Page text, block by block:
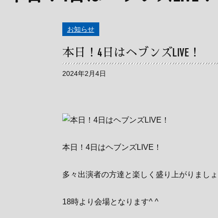
お知らせ
本日！4日はヘブンズLIVE！
2024年2月4日
本日！4日はヘブンズLIVE！
多々出演者の方達と楽しく盛り上がりまし
18時より会場となります^ ^